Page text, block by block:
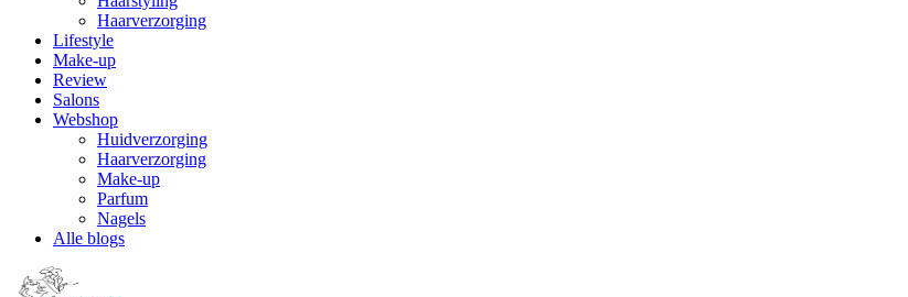
Haarverzorging
Lifestyle
Make-up
Review
Salons
Webshop
Huidverzorging
Haarverzorging
Make-up
Parfum
Nagels
Alle blogs